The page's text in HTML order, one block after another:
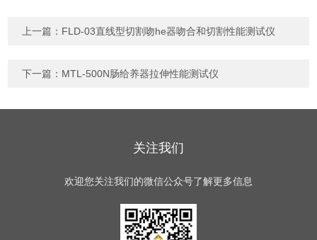
上一篇： FLD-03直线型切割吻he器吻合和切割性能测试仪
下一篇： MTL-500N肠给养器拉伸性能测试仪
关注我们
欢迎您关注我们的微信公众号了解更多信息